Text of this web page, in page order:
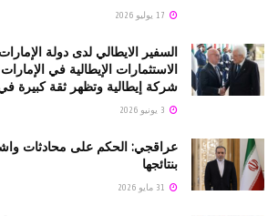
السفير الايطالي لدى دولة
شركة إيطالية وتظهر ثقة كبيرة في
عراقجي: الحكم على محادثات
بنتائجها